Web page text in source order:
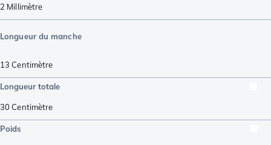
2 Millimètre
Longueur du manche
13 Centimètre
Longueur totale
30Centimètre
Poids